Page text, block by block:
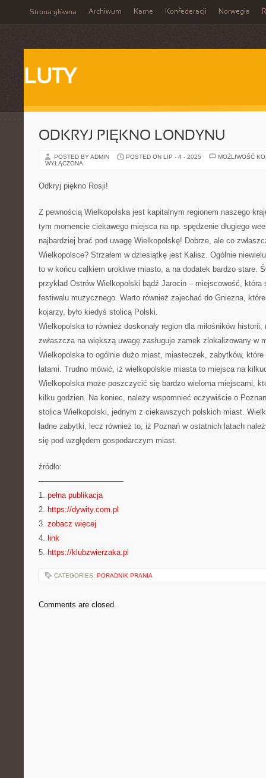
Strona główna Archiwum Karne Konfederacji Norwegia
LUTY
ODKRYJ PIĘKNO LONDYNU
POSTED BY ADMIN POSTED ON LIP - 4 - 2025
MOŻLIWOŚĆ
WYŁĄCZONA
Odkryj piękno Rosji!
Z pewnością Wielkopolska jest kapitalnym regionem naszego
tym momencie ciekawego miejsca na np. spędzenie długiego
najbardziej brać pod uwagę Wielkopolskę! Dobrze, ale co
Wielkopolsce? Strzałem w dziesiątkę jest Kalisz. Ogólnie
to w końcu całkiem urokliwe miasto, a na dodatek bardzo stare.
przykład Ostrów Wielkopolski bądź Jarocin – miejscowość, która
festiwalu muzycznego. Warto również zajechać do Gniezna,
kojarzy, było kiedyś stolicą Polski.
Wielkopolska to również doskonały region dla miłośników historii,
zwłaszcza na większą uwagę zasługuje zamek zlokalizowany w
Wielkopolska to ogólnie dużo miast, miasteczek, zabytków, które
latami. Trudno mówić, iż wielkopolskie miasta to miejsca na
Wielkopolska może poszczycić się bardzo wieloma miejscami,
kilku godzien. Na koniec, należy wspomnieć oczywiście o
stolica Wielkopolski, jednym z ciekawszych polskich miast.
ładne zabytki, lecz również to, iż Poznań w ostatnich latach
się pod względem gospodarczym miast.
źródło:
———————————
1. pełna publikacja
2. https://dywity.com.pl
3. zobacz więcej
4. link
5. https://klubzwierzaka.pl
CATEGORIES: PORADNIK PRANIA
Comments are closed.